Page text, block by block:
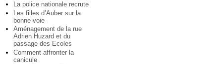
La police nationale recrute
Les filles d’Auber sur la
bonne voie
Aménagement de la rue
Adrien Huzard et du
passage des Ecoles
Comment affronter la
canicule